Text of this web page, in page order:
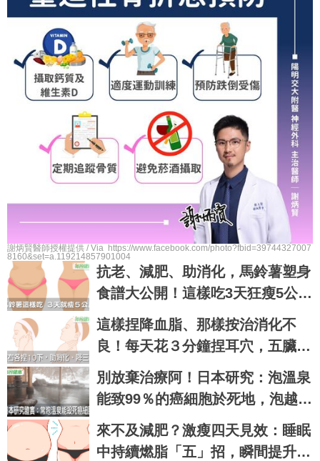
謝炳賢醫師授權提供 / Via https://www.facebook.com/photo?fbid=39744327007
8160&set=a.119214857901004
抗老、減肥、助消化，馬鈴薯塑身
食譜大公開！這樣吃3天狂瘦5公斤
｜每日健康 Health
這樣捏降血脂、那樣按治消化不
良！每天花３分鐘捏耳穴，五臟六
腑都會感謝你｜每日健康 Health
別放棄治療阿！日本研究：泡溫泉
能致99％的癌細胞於死地，泡越熱
越好｜每日健康 Health
來不及減肥？激瘦四天見效：睡眠
中持續燃脂「五」招，瞬間提升新